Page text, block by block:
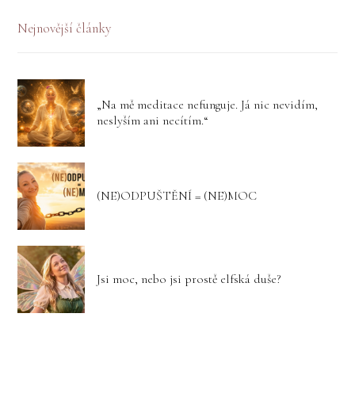
Nejnovější články
„Na mě meditace nefunguje. Já nic nevidím,
neslyším ani necítím.“
(NE)ODPUŠTĚNÍ = (NE)MOC
Jsi moc, nebo jsi prostě elfská duše?